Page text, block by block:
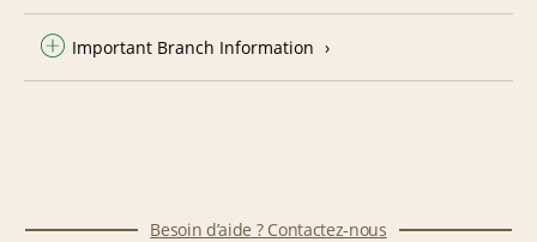
Important Branch Information
Besoin d’aide ? Contactez-nous